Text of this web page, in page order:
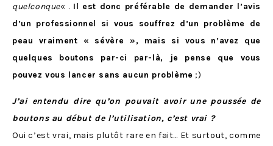
quelconque« . Il est donc préférable de demander l’avis
d’un professionnel si vous souffrez d’un problème de
peau vraiment « sévère », mais si vous n’avez que
quelques boutons par-ci par-là, je pense que vous
pouvez vous lancer sans aucun problème ;)
J’ai entendu dire qu’on pouvait avoir une poussée de
boutons au début de l’utilisation, c’est vrai ?
Oui c’est vrai, mais plutôt rare en fait… Et surtout, comme